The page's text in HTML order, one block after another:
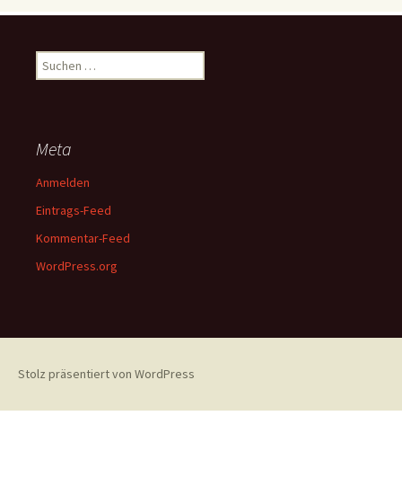
Suchen
nach:
Meta
Anmelden
Eintrags-Feed
Kommentar-Feed
WordPress.org
Stolz präsentiert von WordPress